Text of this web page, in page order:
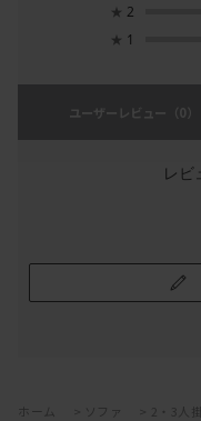
★ 2
★ 1
ユーザーレビュー （0）
レビ
ホーム ソファ
2・3人